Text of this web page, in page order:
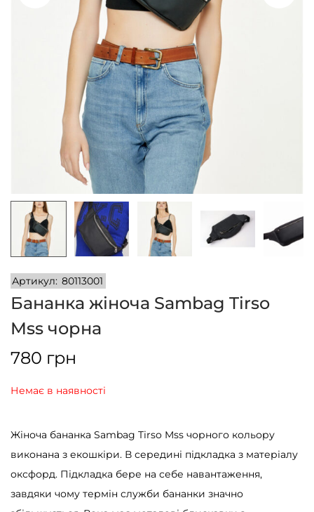
n
Артикул: 80113001
Бананка жіноча Sambag Tirso
Mss чорна
780 грн
Немає в наявності
Жіноча бананка Sambag Tirso Mss чорного кольору
виконана з екошкіри. В середині підкладка з матеріалу
оксфорд. Підкладка бере на себе навантаження,
завдяки чому термін служби бананки значно